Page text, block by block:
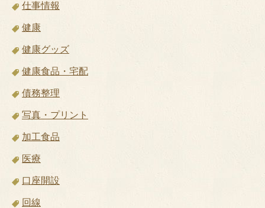
仕事情報
健康
健康グッズ
健康食品・宅配
債務整理
写真・プリント
加工食品
医療
口座開設
回線